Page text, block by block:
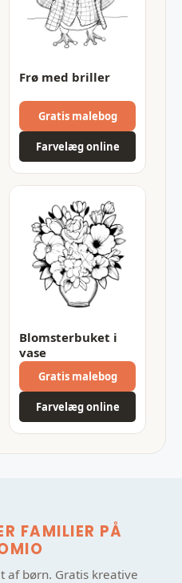
Frø med briller
Gratis malebog
Farvelæg online
Blomsterbuket i
vase
Gratis malebog
Farvelæg online
FAMILIER PÅ
af børn. Gratis kreative